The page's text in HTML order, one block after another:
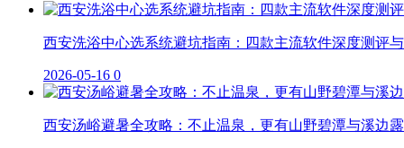
西安洗浴中心选系统避坑指南：四款主流软件深度测评
2026-05-16 0
西安汤峪避暑全攻略：不止温泉，更有山野碧潭与溪边